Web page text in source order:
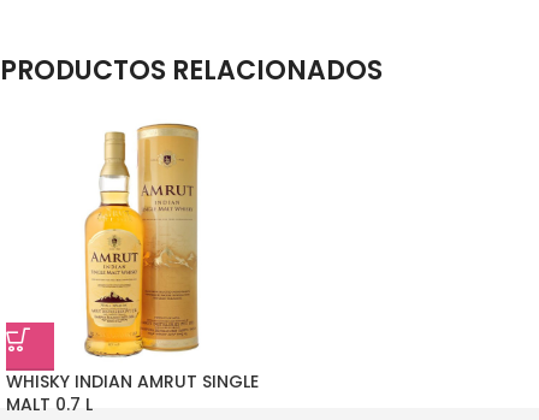
PRODUCTOS RELACIONADOS
WHISKY INDIAN AMRUT SINGLE
MALT 0.7 L